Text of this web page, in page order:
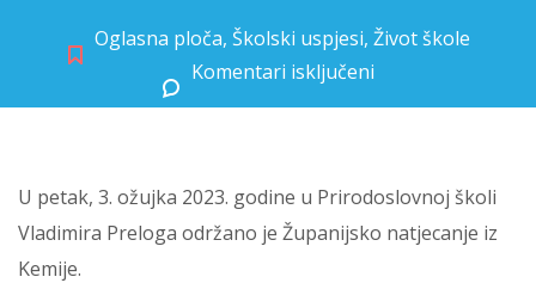
Oglasna ploča, Školski uspjesi, Život škole
Komentari isključeni
U petak, 3. ožujka 2023. godine u Prirodoslovnoj školi
Vladimira Preloga održano je Županijsko natjecanje iz
Kemije.